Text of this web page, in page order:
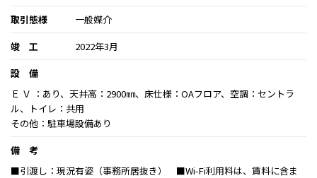
取引態様
一般媒介
竣 工
2022年3月
設 備
Ｅ Ｖ ：あり、天井高：2900㎜、床仕様：OAフロア、空調：セントラ
ル、トイレ：共用
その他：駐車場設備あり
備 考
■引渡し：現況有姿（事務所居抜き） ■Wi-Fi利用料は、賃料に含ま